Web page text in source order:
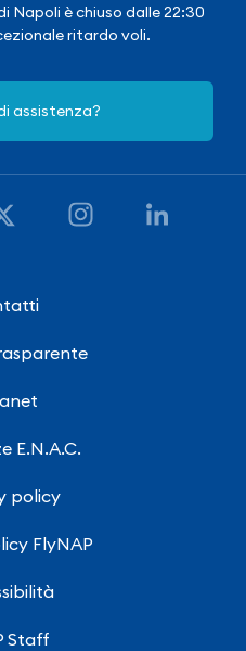
Napoli è chiuso dalle 22:30
ritardo voli.
assistenza?
E.N.A.C.
policy
FlyNAP
Staff